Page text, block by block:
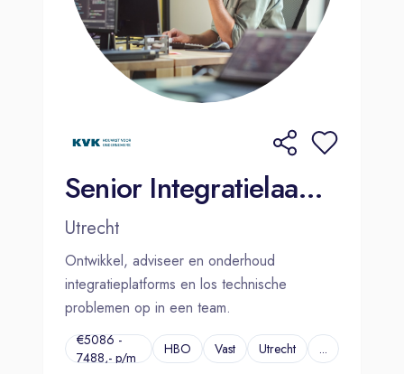
Senior Integratielaag Specialist (Middleware)
Utrecht
Ontwikkel, adviseer en onderhoud
integratieplatforms en los technische
problemen op in een team.
€5086 -
7488,- p/m
HBO Vast Utrecht ...